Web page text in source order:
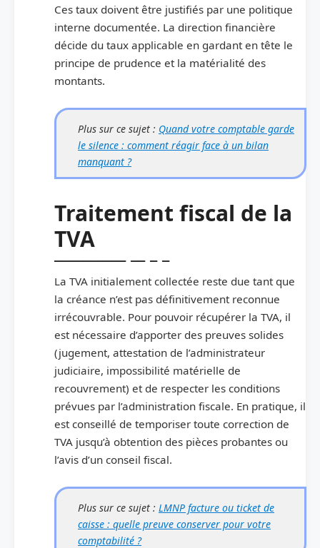
Ces taux doivent être justifiés par une politique
interne documentée. La direction financière
décide du taux applicable en gardant en tête le
principe de prudence et la matérialité des
montants.
Plus sur ce sujet : Quand votre comptable garde
le silence : comment réagir face à un bilan
manquant ?
Traitement fiscal de la
TVA
La TVA initialement collectée reste due tant que
la créance n’est pas définitivement reconnue
irrécouvrable. Pour pouvoir récupérer la TVA, il
est nécessaire d’apporter des preuves solides
(jugement, attestation de l’administrateur
judiciaire, impossibilité matérielle de
recouvrement) et de respecter les conditions
prévues par l’administration fiscale. En pratique, il
est conseillé de temporiser toute correction de
TVA jusqu’à obtention des pièces probantes ou
l’avis d’un conseil fiscal.
Plus sur ce sujet : LMNP facture ou ticket de
caisse : quelle preuve conserver pour votre
comptabilité ?